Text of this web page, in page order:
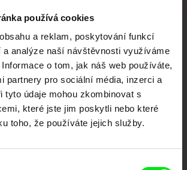
používá cookies
a reklam, poskytování funkcí
analýze naší návštěvnosti využíváme
o tom, jak náš web používáte,
partnery pro sociální média, inzerci a
tyto údaje mohou zkombinovat s
které jste jim poskytli nebo které
toho, že používáte jejich služby.
Členové Doc Alliance